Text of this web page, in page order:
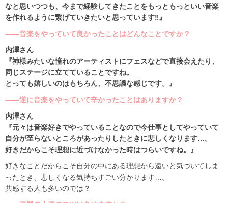
なと思いつつも、今まで経験してきたことをもっともっといい音楽
を作れるように繋げていきたいと思っています‼』
――音楽をやっていて良かったことはどんなことですか？
内澤さん
『神様みたいな憧れのアーティストにフェスなどで直接会えたり、
同じステージに立てていることですね。
とっても嬉しいのはもちろん、不思議な感じです。』
――逆に音楽をやっていて辛かったことはありますか？
内澤さん
『元々は音楽好きでやっていることなので今仕事としてやっていて
自分が至らないところがあったりしたときに悲しくなります…。
好きだからこそ理想に近づけなかった時はつらいですね。』
好きなことだからこそ自分の中にある理想から遠いと気づいてしま
ったとき、悲しくなる気持ちすごい分かります…。
共感する人も多いのでは？